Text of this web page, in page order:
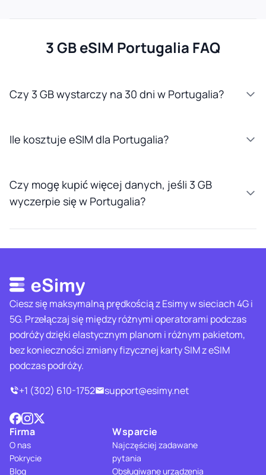
3 GB eSIM Portugalia FAQ
Czy 3 GB wystarczy na 30 dni w Portugalia?
Ile kosztuje eSIM dla Portugalia?
Czy mogę kupić więcej danych, jeśli 3 GB
wyczerpie się w Portugalia?
Ciesz się maksymalną prędkością z Esimy w sieciach 4G i
5G. Przełączaj się między różnymi operatorami podczas
podróży dzięki elastycznym planom i różnym pakietom,
bez konieczności zmiany fizycznej karty SIM z eSIM
podczas podróży.
+1 (302) 610-1752
support@esimy.net
Firma
O nas
Pokrycie
Blog
Wsparcie
Najczęściej zadawane
pytania
Obsługiwane urządzenia